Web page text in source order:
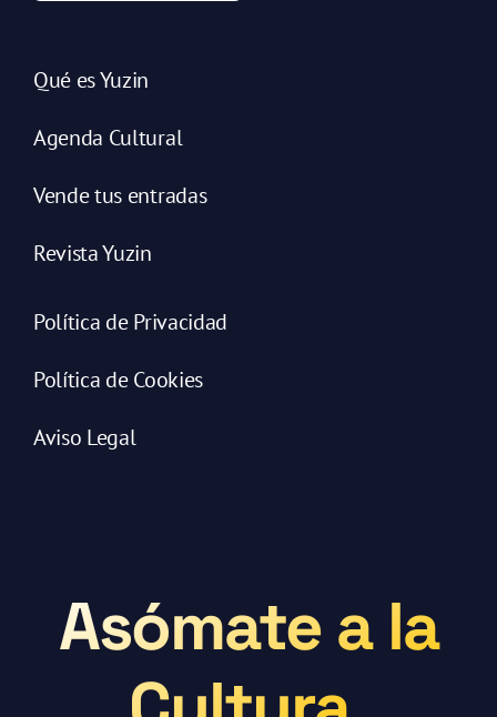
Qué es Yuzin
Agenda Cultural
Vende tus entradas
Revista Yuzin
Política de Privacidad
Política de Cookies
Aviso Legal
Asómate a la